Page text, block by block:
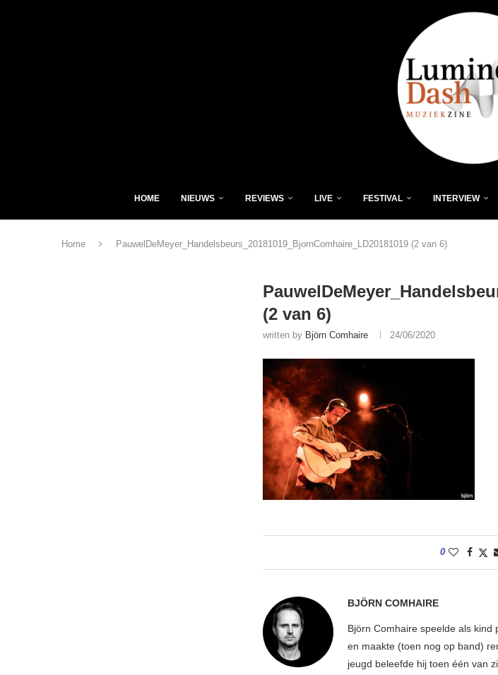
HOME NIEUWS REVIEWS LIVE FESTIVAL INTERVIEW
Home PauwelDeMeyer_Handelsbeurs_20181019_BjornComhaire_LD20181019 (2 van 6)
(2 van 6)
written by Björn Comhaire 24/06/2020
0
BJÖRN COMHAIRE
Björn Comhaire speelde als
en maakte (toen nog op band)
jeugd beleefde hij toen één van